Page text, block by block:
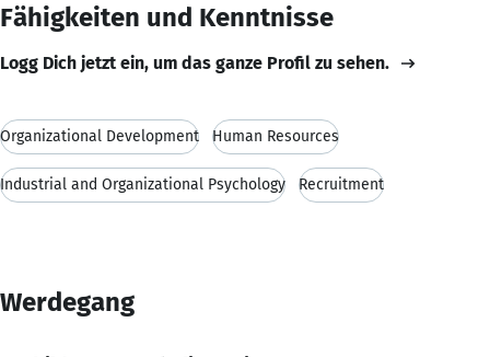
Fähigkeiten und Kenntnisse
Logg Dich jetzt ein, um das ganze Profil zu sehen.
Organizational Development Human Resources
Industrial and Organizational Psychology Recruitment
Werdegang